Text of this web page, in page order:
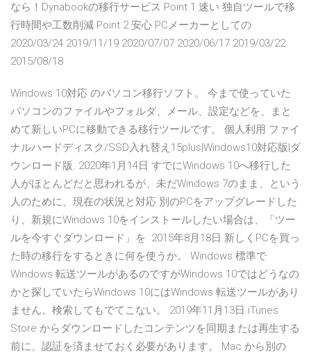
なら！Dynabookの移行サービス Point 1 速い 独自ツールで移
行時間や工数削減 Point 2 安心 PCメーカーとしての
2020/03/24 2019/11/19 2020/07/07 2020/06/17 2019/03/22
2015/08/18
Windows 10対応 のパソコン移行ソフト。 今まで使っていた
パソコンのファイルやフォルダ、メール、設定などを、まと
めて新しいPCに移動できる移行ツールです。 個人利用 ファイ
ナルハードディスク/SSD入れ替え15plus|Windows10対応版|ダ
ウンロード版. 2020年1月14日 すでにWindows 10へ移行した
人がほとんどだと思われるが、未だWindows 7のまま、という
人のために、現在の状況と対応 別のPCをアップグレードした
り、新規にWindows 10をインストールしたい場合は、「ツー
ルを今すぐダウンロード」を 2015年8月18日 新しくPCを買っ
た時の移行をするときに何を使うか。 Windows 標準で
Windows 転送ツールがあるのですがWindows 10ではどうなの
かと探していたらWindows 10にはWindows 転送ツールがあり
ません。検索してもでてこない。 2019年11月13日 iTunes
Store からダウンロードしたコンテンツを同期または再生する
前に、認証を済ませておく必要があります。 Mac から別の